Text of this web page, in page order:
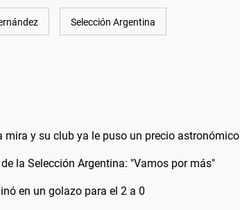
Selección Argentina
mira y su club ya le puso un precio astronómico
la Selección Argentina: "Vamos por más"
en un golazo para el 2 a 0